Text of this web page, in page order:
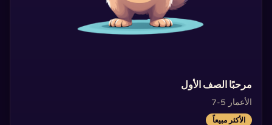
‏مرحبًا الصف الأول‏
الأعمار 5-7
الأكثر مبيعاً